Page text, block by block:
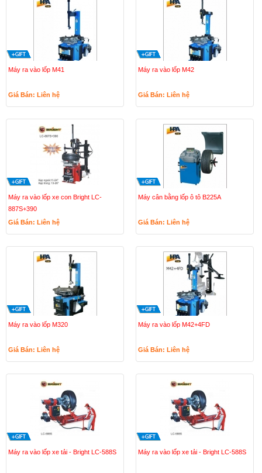
Máy ra vào lốp M41
Giá Bán: Liên hệ
Máy ra vào lốp M42
Giá Bán: Liên hệ
Máy ra vào lốp xe con Bright LC-
887S+390
Giá Bán: Liên hệ
Máy cân bằng lốp ô tô B225A
Giá Bán: Liên hệ
Máy ra vào lốp M320
Giá Bán: Liên hệ
Máy ra vào lốp M42+4FD
Giá Bán: Liên hệ
Máy ra vào lốp xe tải - Bright LC-588S Máy ra vào lốp xe tải - Bright LC-588S